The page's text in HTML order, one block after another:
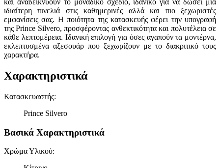
και αναδεικνύουν το μοναδικό σχέδιο, ιδανικό για να δώσει μια
ιδιαίτερη πινελιά στις καθημερινές αλλά και πιο ξεχωριστές
εμφανίσεις σας. Η ποιότητα της κατασκευής φέρει την υπογραφή
της Prince Silvero, προσφέροντας ανθεκτικότητα και πολυτέλεια σε
κάθε λεπτομέρεια. Ιδανική επιλογή για όσες αγαπούν τα μοντέρνα,
εκλεπτυσμένα αξεσουάρ που ξεχωρίζουν με το διακριτικό τους
χαρακτήρα.
Χαρακτηριστικά
Κατασκευαστής:
Prince Silvero
Βασικά Χαρακτηριστικά
Χρώμα Υλικού: